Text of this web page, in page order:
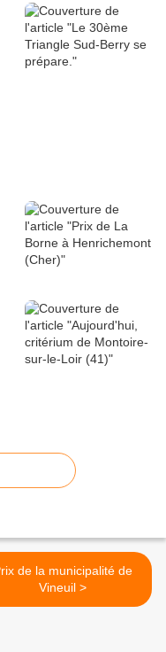
de la municipalité de
Vineuil >